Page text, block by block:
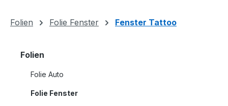
Folien Folie Fenster Fenster Tattoo
Folien
Folie Auto
Folie Fenster